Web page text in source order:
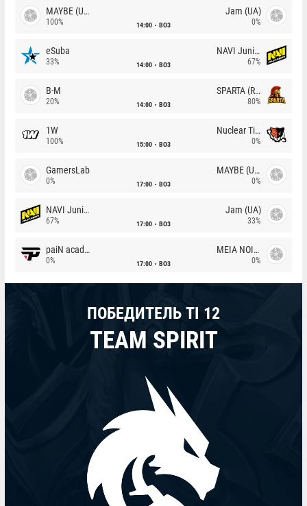
MAYBE (UA)
100% 14:00 BO3
Jam (UA)
0%
eSuba
33% 14:00 BO3
NAVI Junior
67%
B-M
20% 14:00 BO3
SPARTA (RU)
80%
1W
100% 15:00 BO3
Nuclear TigeRES
0%
GamersLab
0% 17:00 BO3
MAYBE (UA)
0%
NAVI Junior
67% 17:00 BO3
Jam (UA)
33%
paiN academy
0% 17:00 BO3
MEIA NOITE
0%
ПОБЕДИТЕЛЬ TI 12
TEAM SPIRIT